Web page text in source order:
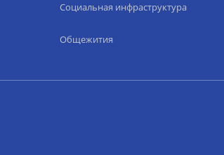
Социальная инфраструктура
Общежития